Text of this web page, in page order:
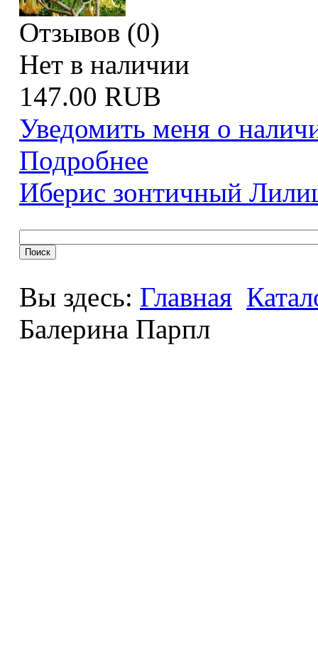
Отзывов (0)
Нет в наличии
147.00 RUB
Уведомить меня о
Подробнее
Иберис зонтичный
Вы здесь: Главная
Балерина Парпл